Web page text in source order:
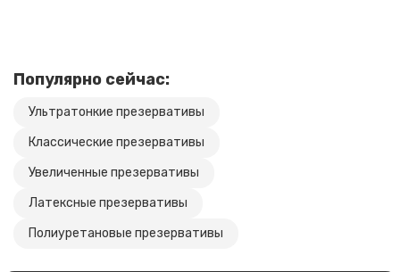
Популярно сейчас:
Ультратонкие презервативы
Классические презервативы
Увеличенные презервативы
Латексные презервативы
Полиуретановые презервативы